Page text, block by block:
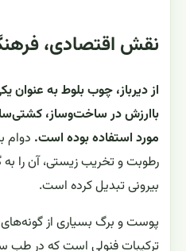
نقش اقتصادی،
از دیرباز، چوب بلوط به عنوان
باارزش در ساخت‌وساز،
مورد استفاده بوده است. دوام
رطوبت و تخریب زیستی، آن را به
بیرونی تبدیل کرده است.
ترکیبات فنولی است که در طب